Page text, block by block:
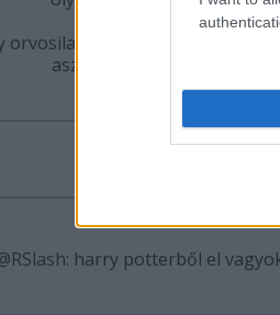
orvosilag nem korrekt (igaz, a
aszfodélosz egy kortól
: harry potterből el